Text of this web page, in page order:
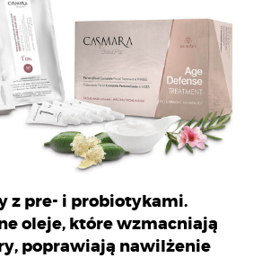
z pre- i probiotykami.
oleje, które wzmacniają
poprawiają nawilżenie